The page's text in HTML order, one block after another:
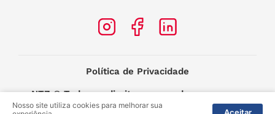
Política de Privacidade
NTZ© Todos os direitos reservados.
2025 –MIDIASIM Criação e Soluções
Nosso site utiliza cookies para melhorar sua